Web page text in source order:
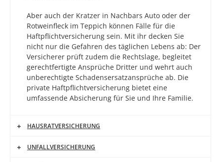
Aber auch der Kratzer in Nachbars Auto oder der
Rotweinfleck im Teppich können Fälle für die
Haftpflichtversicherung sein. Mit ihr decken Sie
nicht nur die Gefahren des täglichen Lebens ab: Der
Versicherer prüft zudem die Rechtslage, begleitet
gerechtfertigte Ansprüche Dritter und wehrt auch
unberechtigte Schadensersatzansprüche ab. Die
private Haftpflichtversicherung bietet eine
umfassende Absicherung für Sie und Ihre Familie.
HAUSRATVERSICHERUNG
UNFALLVERSICHERUNG